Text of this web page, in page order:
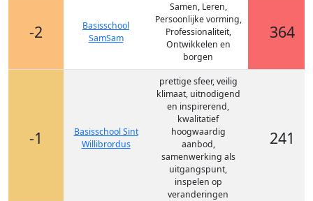
-2
Basisschool
SamSam
Samen, Leren,
Persoonlijke vorming,
Professionaliteit,
Ontwikkelen en
borgen
364
-1
Basisschool Sint
Willibrordus
prettige sfeer, veilig
klimaat, uitnodigend
en inspirerend,
kwalitatief
hoogwaardig
aanbod,
samenwerking als
uitgangspunt,
inspelen op
veranderingen
241